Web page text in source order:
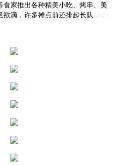
食家推出各种精美小吃、烤串、美
滴，许多摊点前还排起长队……